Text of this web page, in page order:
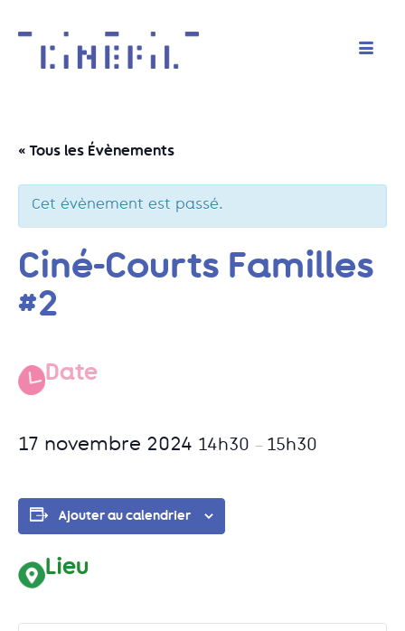
« Tous les Évènements
Cet évènement est passé.
Ciné-Courts Familles
#2
Date
17 novembre 2024 14h30 – 15h30
Ajouter au calendrier
Lieu